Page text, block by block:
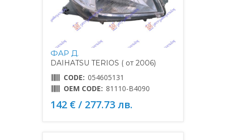
ФАР Д.
DAIHATSU TERIOS ( от 2006)
CODE: 054605131
OEM CODE: 81110-B4090
142 € / 277.73 лв.